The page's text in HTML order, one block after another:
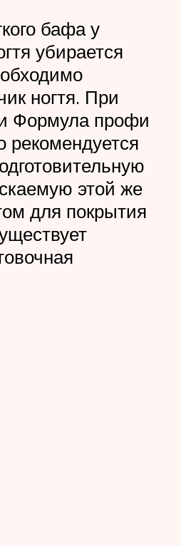
бафа у
убирается
ногтя. При
Формула профи
рекомендуется
этой же
для покрытия